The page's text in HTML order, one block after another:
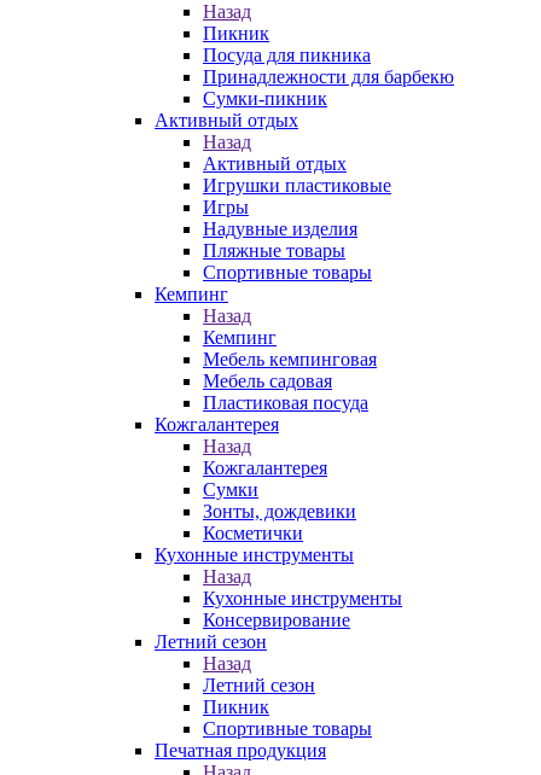
Назад
Пикник
Посуда для пикника
Принадлежности для барбекю
Сумки-пикник
Активный отдых
Назад
Активный отдых
Игрушки пластиковые
Игры
Надувные изделия
Пляжные товары
Спортивные товары
Кемпинг
Назад
Кемпинг
Мебель кемпинговая
Мебель садовая
Пластиковая посуда
Кожгалантерея
Назад
Кожгалантерея
Сумки
Зонты, дождевики
Косметички
Кухонные инструменты
Назад
Кухонные инструменты
Консервирование
Летний сезон
Назад
Летний сезон
Пикник
Спортивные товары
Печатная продукция